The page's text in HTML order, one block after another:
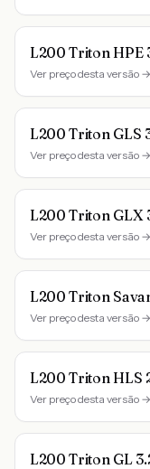
L200 Triton HPE
Ver preço desta versão →
L200 Triton GLS
Ver preço desta versão →
L200 Triton GLX
Ver preço desta versão →
L200 Triton
Ver preço desta versão →
L200 Triton HLS
Ver preço desta versão →
L200 Triton GL